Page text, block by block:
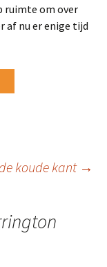
ruimte om over
af nu er enige tijd
koude kant →